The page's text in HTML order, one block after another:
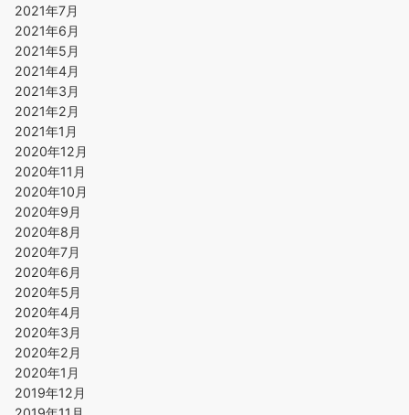
2021年7月
2021年6月
2021年5月
2021年4月
2021年3月
2021年2月
2021年1月
2020年12月
2020年11月
2020年10月
2020年9月
2020年8月
2020年7月
2020年6月
2020年5月
2020年4月
2020年3月
2020年2月
2020年1月
2019年12月